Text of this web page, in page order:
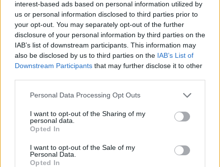
interest-based ads based on personal information utilized by
us or personal information disclosed to third parties prior to
your opt-out. You may separately opt-out of the further
disclosure of your personal information by third parties on the
IAB’s list of downstream participants. This information may
also be disclosed by us to third parties on the IAB’s List of
Downstream Participants that may further disclose it to other
Personal Data Processing Opt Outs
I want to opt-out of the Sharing of my
personal data.
Opted In
I want to opt-out of the Sale of my
Personal Data.
Opted In
Πηγή: ΑΠΕ-ΜΠΕ